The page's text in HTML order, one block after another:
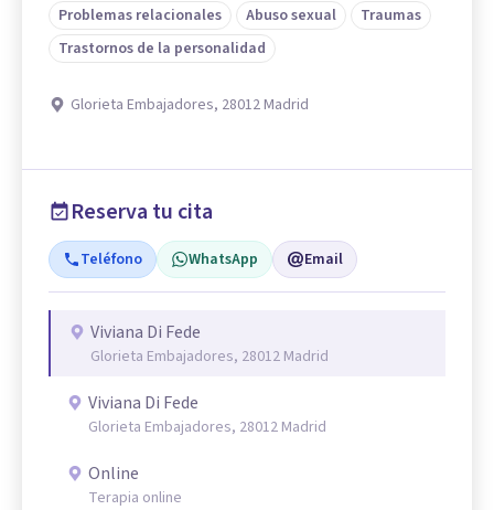
Problemas relacionales
Abuso sexual
Traumas
Trastornos de la personalidad
Glorieta Embajadores, 28012 Madrid
Reserva tu cita
Teléfono WhatsApp Email
Viviana Di Fede
Glorieta Embajadores, 28012 Madrid
Viviana Di Fede
Glorieta Embajadores, 28012 Madrid
Online
Terapia online